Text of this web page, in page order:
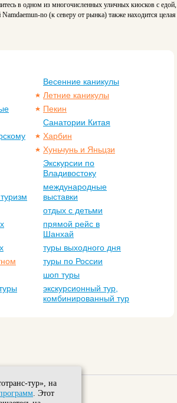
в одном из многочисленных уличных киосков с едой,
no (к северу от рынка) также находится целая
Весенние каникулы
Летние каникулы
Пекин
Санатории Китая
Харбин
Хуньчунь и Яньцзи
Экскурсии по
Владивостоку
международные
выставки
отдых с детьми
прямой рейс в
Шанхай
туры выходного дня
туры по России
шоп туры
экскурсионный тур,
комбинированный тур
тур», на
. Этот